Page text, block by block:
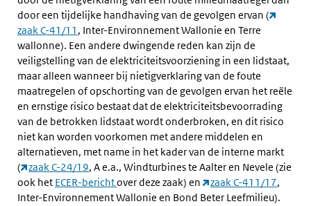
door een tijdelijke handhaving van de gevolgen ervan (
zaak C-41/11 , Inter-Environnement Wallonie en Terre
wallonne). Een andere dwingende reden kan zijn de
veiligstelling van de elektriciteitsvoorziening in een lidstaat,
maar alleen wanneer bij nietigverklaring van de foute
maatregelen of opschorting van de gevolgen ervan het reële
en ernstige risico bestaat dat de elektriciteitsbevoorrading
van de betrokken lidstaat wordt onderbroken, en dit risico
niet kan worden voorkomen met andere middelen en
alternatieven, met name in het kader van de interne markt
(
zaak C-24/19, A e.a., Windturbines te Aalter en Nevele (zie
ook het ECER-berichtover deze zaak) en zaak C-411/17,
Inter-Environnement Wallonie en Bond Beter Leefmilieu).